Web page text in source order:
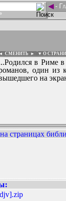
◄-
СМЕНИТЬ ► ▼ О
в Риме
один из
на
Ершов...
на страницах